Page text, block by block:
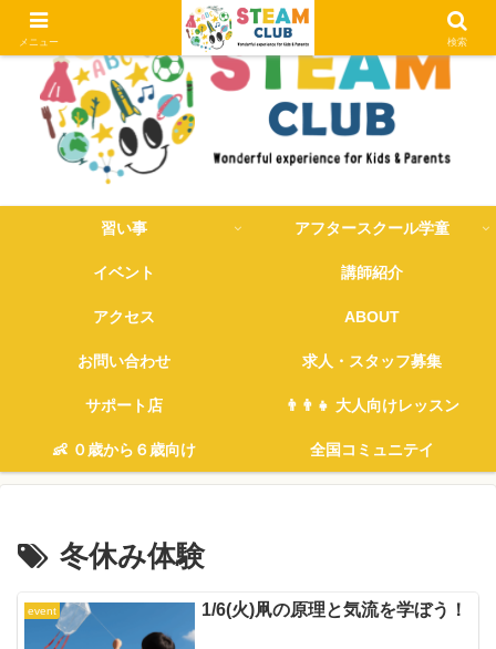
習い事 アフタースクール学童
イベント 講師紹介
アクセス ABOUT
お問い合わせ 求人・スタッフ募集
サポート店 👨‍👨‍👧 大人向けレッスン
👶 ０歳から６歳向け 全国コミュニテイ
冬休み体験
event 1/6(火)凧の原理と気流を学ぼう！
メニュー 検索